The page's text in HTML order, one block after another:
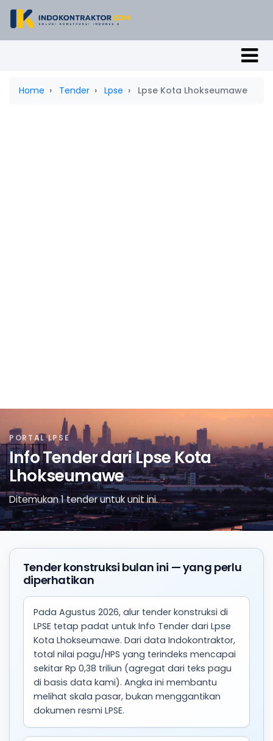
Home Tender Lpse Lpse Kota Lhokseumawe
PORTAL LPSE
Info Tender dari Lpse Kota
Lhokseumawe
Ditemukan 1 tender untuk unit ini.
Tender konstruksi bulan ini — yang perlu
diperhatikan
Pada Agustus 2026, alur tender konstruksi di
LPSE tetap padat untuk Info Tender dari Lpse
Kota Lhokseumawe. Dari data Indokontraktor,
total nilai pagu/HPS yang terindeks mencapai
sekitar Rp 0,38 triliun (agregat dari teks pagu
di basis data kami). Angka ini membantu
melihat skala pasar, bukan menggantikan
dokumen resmi LPSE.